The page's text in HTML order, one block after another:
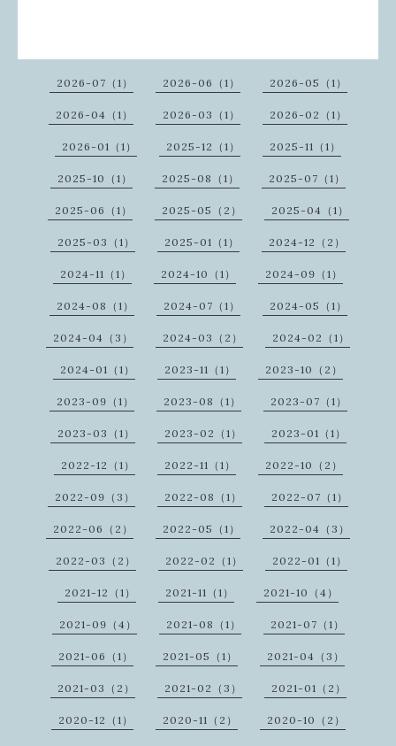
2026-07（1） 2026-06（1） 2026-05（1）
2026-04（1） 2026-03（1） 2026-02（1）
2026-01（1） 2025-12（1） 2025-11（1）
2025-10（1） 2025-08（1） 2025-07（1）
2025-06（1） 2025-05（2） 2025-04（1）
2025-03（1） 2025-01（1） 2024-12（2）
2024-11（1） 2024-10（1） 2024-09（1）
2024-08（1） 2024-07（1） 2024-05（1）
2024-04（3） 2024-03（2） 2024-02（1）
2024-01（1） 2023-11（1） 2023-10（2）
2023-09（1） 2023-08（1） 2023-07（1）
2023-03（1） 2023-02（1） 2023-01（1）
2022-12（1） 2022-11（1） 2022-10（2）
2022-09（3） 2022-08（1） 2022-07（1）
2022-06（2） 2022-05（1） 2022-04（3）
2022-03（2） 2022-02（1） 2022-01（1）
2021-12（1） 2021-11（1） 2021-10（4）
2021-09（4） 2021-08（1） 2021-07（1）
2021-06（1） 2021-05（1） 2021-04（3）
2021-03（2） 2021-02（3） 2021-01（2）
2020-12（1） 2020-11（2） 2020-10（2）